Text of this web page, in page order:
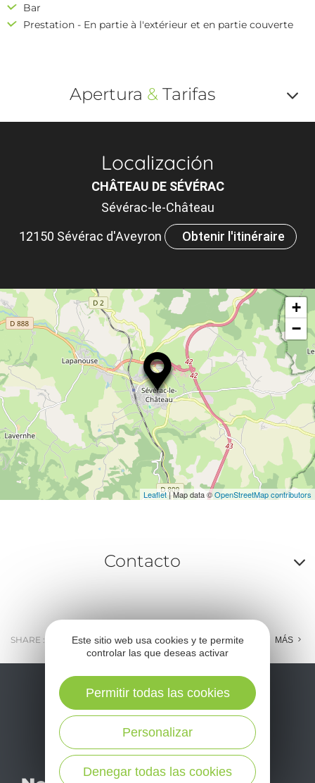
Bar
Prestation - En partie à l'extérieur et en partie couverte
Apertura &Tarifas
et
Localización
CHÂTEAU DE SÉVÉRAC
Sévérac-le-Château
12150 Sévérac d'Aveyron
Obtenir l'itinéraire
+
−
Leaflet| Map data ©OpenStreetMap contributors
Contacto
SHARE : E-MAIL MESSENGER FACEBOOK MÁS
No se pierda nuestro
Este sitio web usa cookies y te permite
controlar las que deseas activar
Denegar todas las cookies
Personalizar
Permitir todas las cookies